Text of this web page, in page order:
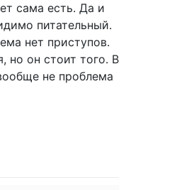
сама есть. Да и
питательный.
нет приступов.
но он стоит того. В
не проблема